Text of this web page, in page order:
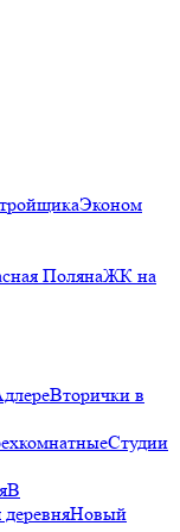
Эконом
ПолянаЖК на
Вторички в
Студии
В
Новый